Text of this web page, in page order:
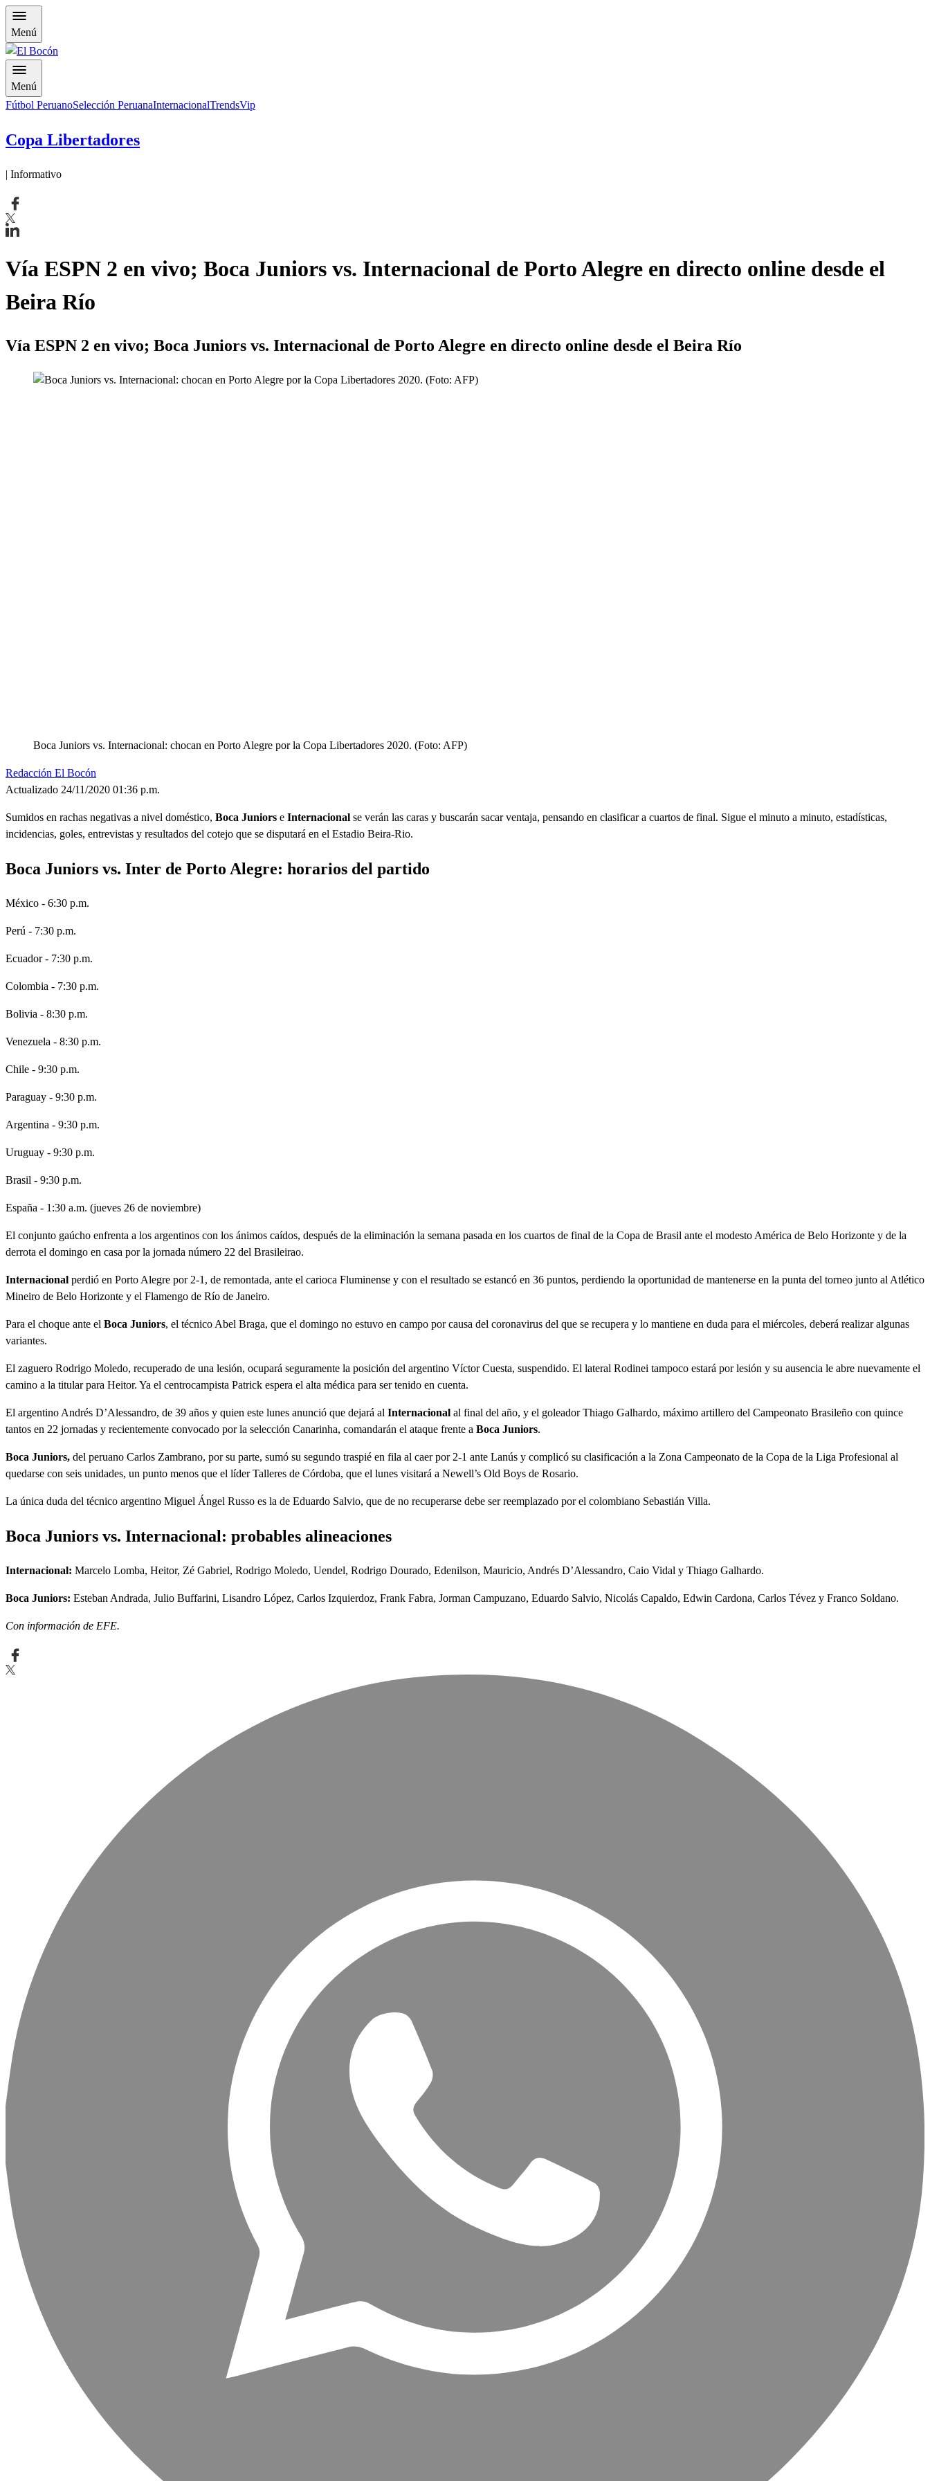
Menú
Menú
Fútbol PeruanoSelección PeruanaInternacionalTrendsVip
Copa Libertadores
| Informativo
Vía ESPN 2 en vivo; Boca Juniors vs. Internacional de Porto Alegre en directo online desde el
Beira Río
Vía ESPN 2 en vivo; Boca Juniors vs. Internacional de Porto Alegre en directo online desde el Beira Río
Boca Juniors vs. Internacional: chocan en Porto Alegre por la Copa Libertadores 2020. (Foto: AFP)
Redacción El Bocón
Actualizado 24/11/2020 01:36 p.m.
Sumidos en rachas negativas a nivel doméstico, Boca Juniors e Internacional se verán las caras y buscarán sacar ventaja, pensando en clasificar a cuartos de final. Sigue el minuto a minuto, estadísticas,
incidencias, goles, entrevistas y resultados del cotejo que se disputará en el Estadio Beira-Rio.
Boca Juniors vs. Inter de Porto Alegre: horarios del partido
México - 6:30 p.m.
Perú - 7:30 p.m.
Ecuador - 7:30 p.m.
Colombia - 7:30 p.m.
Bolivia - 8:30 p.m.
Venezuela - 8:30 p.m.
Chile - 9:30 p.m.
Paraguay - 9:30 p.m.
Argentina - 9:30 p.m.
Uruguay - 9:30 p.m.
Brasil - 9:30 p.m.
España - 1:30 a.m. (jueves 26 de noviembre)
El conjunto gaúcho enfrenta a los argentinos con los ánimos caídos, después de la eliminación la semana pasada en los cuartos de final de la Copa de Brasil ante el modesto América de Belo Horizonte y de la
derrota el domingo en casa por la jornada número 22 del Brasileirao.
Internacional perdió en Porto Alegre por 2-1, de remontada, ante el carioca Fluminense y con el resultado se estancó en 36 puntos, perdiendo la oportunidad de mantenerse en la punta del torneo junto al Atlético
Mineiro de Belo Horizonte y el Flamengo de Río de Janeiro.
Para el choque ante el Boca Juniors, el técnico Abel Braga, que el domingo no estuvo en campo por causa del coronavirus del que se recupera y lo mantiene en duda para el miércoles, deberá realizar algunas
variantes.
El zaguero Rodrigo Moledo, recuperado de una lesión, ocupará seguramente la posición del argentino Víctor Cuesta, suspendido. El lateral Rodinei tampoco estará por lesión y su ausencia le abre nuevamente el
camino a la titular para Heitor. Ya el centrocampista Patrick espera el alta médica para ser tenido en cuenta.
El argentino Andrés D’Alessandro, de 39 años y quien este lunes anunció que dejará al Internacional al final del año, y el goleador Thiago Galhardo, máximo artillero del Campeonato Brasileño con quince
tantos en 22 jornadas y recientemente convocado por la selección Canarinha, comandarán el ataque frente a Boca Juniors.
Boca Juniors, del peruano Carlos Zambrano, por su parte, sumó su segundo traspié en fila al caer por 2-1 ante Lanús y complicó su clasificación a la Zona Campeonato de la Copa de la Liga Profesional al
quedarse con seis unidades, un punto menos que el líder Talleres de Córdoba, que el lunes visitará a Newell’s Old Boys de Rosario.
La única duda del técnico argentino Miguel Ángel Russo es la de Eduardo Salvio, que de no recuperarse debe ser reemplazado por el colombiano Sebastián Villa.
Boca Juniors vs. Internacional: probables alineaciones
Internacional: Marcelo Lomba, Heitor, Zé Gabriel, Rodrigo Moledo, Uendel, Rodrigo Dourado, Edenilson, Mauricio, Andrés D’Alessandro, Caio Vidal y Thiago Galhardo.
Boca Juniors: Esteban Andrada, Julio Buffarini, Lisandro López, Carlos Izquierdoz, Frank Fabra, Jorman Campuzano, Eduardo Salvio, Nicolás Capaldo, Edwin Cardona, Carlos Tévez y Franco Soldano.
Con información de EFE.